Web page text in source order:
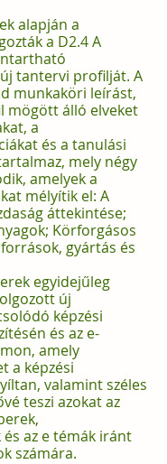
alapján a
a D2.4 A
tantervi profilját. A
munkaköri leírást,
mögött álló elveket
a
és a tanulási
mely négy
amelyek a
mélyítik el: A
áttekintése;
Körforgásos
gyártás és
egyidejűleg
új
képzési
és az e-
amely
a képzési
valamint széles
teszi azokat az
az e témák iránt
számára.